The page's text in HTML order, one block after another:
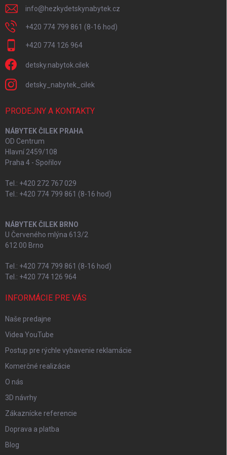
info@hezkydetskynabytek.cz
+420 774 799 861 (8-16 hod)
+420 774 126 964
detsky.nabytok.cilek
detsky_nabytek_cilek
PRODEJNY A KONTAKTY
NÁBYTEK ČILEK PRAHA
OD Centrum
Hlavní 2459/108
Praha 4 - Spořilov
Tel.: +420 272 767 029
Tel.: +420 774 799 861 (8-16 hod)
NÁBYTEK ČILEK BRNO
U Červeného mlýna 613/2
612 00 Brno
Tel.: +420 774 799 861 (8-16 hod)
Tel.: +420 774 126 964
INFORMÁCIE PRE VÁS
Naše predajne
Videa YouTube
Postup pre rýchle vybavenie reklamácie
Komerčné realizácie
O nás
3D návrhy
Zákaznícke referencie
Doprava a platba
Blog